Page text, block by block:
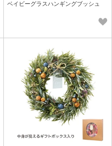
ベイビーグラスハンギングブッシュ